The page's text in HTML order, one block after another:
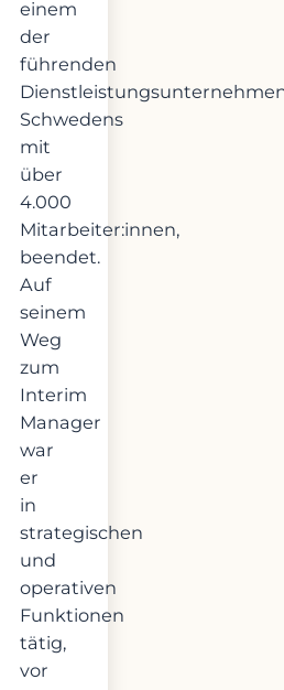
einem
der
führenden
Schwedens
mit
über
4.000
Mitarbeiter:innen,
beendet.
Auf
seinem
Weg
zum
Interim
Manager
war
er
in
strategischen
und
operativen
Funktionen
tätig,
vor